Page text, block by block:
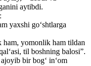
aytibdi.
yaxshi go‘shtlarga
ham, yomonlik ham tildan
til boshning balosi”.
bir bog‘ in‘om